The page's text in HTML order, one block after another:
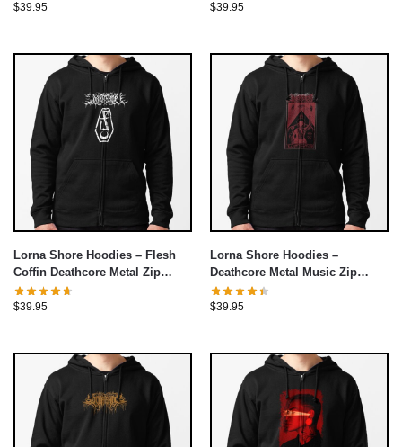
$39.95 $39.95
Lorna Shore Hoodies – Flesh
Coffin Deathcore Metal Zip
Pullover Hoodie
$39.95
Lorna Shore Hoodies –
Deathcore Metal Music Zip
Pullover Hoodie
$39.95